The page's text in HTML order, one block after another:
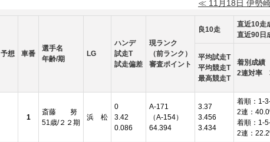
≪ 11月18日 伊勢
予想 車番
選手名
年齢/期
LG
ハンデ
試走T
試走偏差
現ランク
（前ランク）
審査ポイント
良10走
直近10走
直近90日
平均試走T
平均競走T
最高競走T
着別成績
2連対率
1
斎藤 努
51歳/２２期
浜 松
0
3.42
0.086
A-171
（A-154）
64.394
3.37
3.456
3.434
着順：1-
2連：
着順：1-
2連：